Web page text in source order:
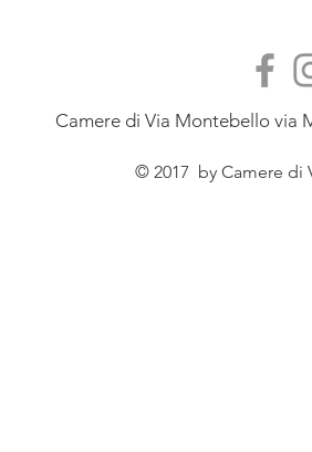
Camere di Via Montebello via
© 2017 by Camere di